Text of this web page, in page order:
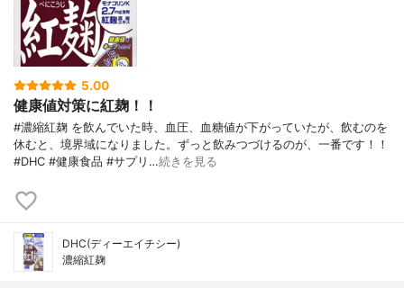
5.00
健康値対策に紅麹！！
#濃縮紅麹 を飲んでいた時、血圧、血糖値が下がっていたが、飲むのを
休むと、境界域になりました。ずっと飲みつづけるのが、一番です！！
#DHC #健康食品 #サプリ…続きを見る
DHC(ディーエイチシー)
濃縮紅麹